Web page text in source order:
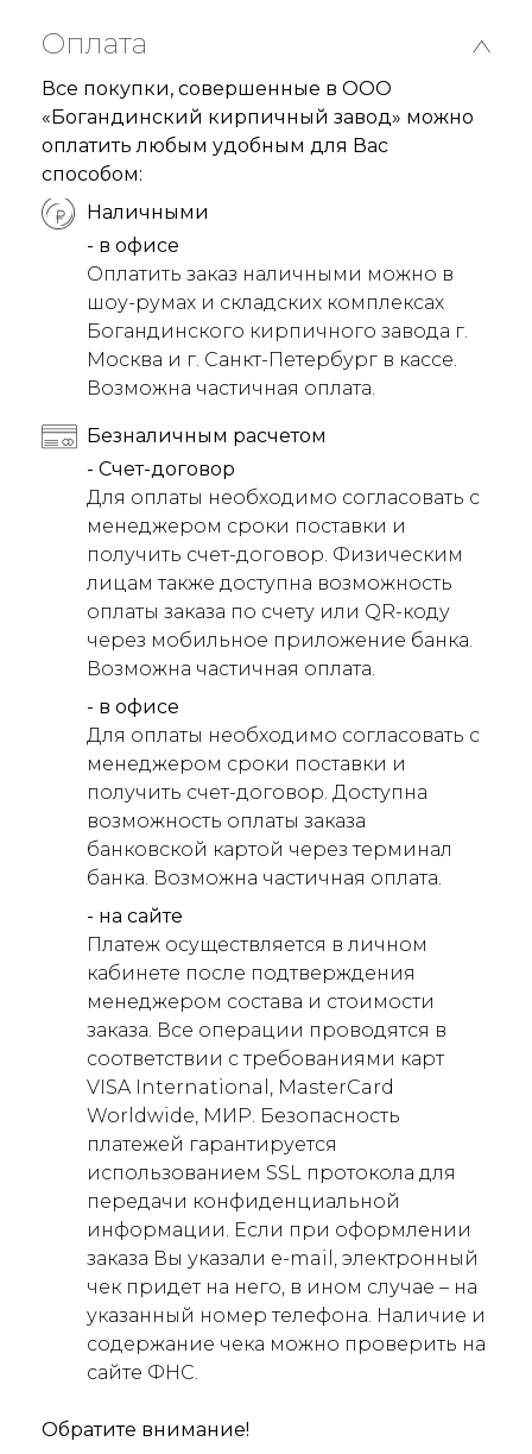
Оплата
Все покупки, совершенные в ООО
«Богандинский кирпичный завод» можно
оплатить любым удобным для Вас
способом:
Наличными
- в офисе
Оплатить заказ наличными можно в
шоу-румах и складских комплексах
Богандинского кирпичного завода г.
Москва и г. Санкт-Петербург в кассе.
Возможна частичная оплата.
Безналичным расчетом
- Счет-договор
Для оплаты необходимо согласовать с
менеджером сроки поставки и
получить счет-договор. Физическим
лицам также доступна возможность
оплаты заказа по счету или QR-коду
через мобильное приложение банка.
Возможна частичная оплата.
- в офисе
Для оплаты необходимо согласовать с
менеджером сроки поставки и
получить счет-договор. Доступна
возможность оплаты заказа
банковской картой через терминал
банка. Возможна частичная оплата.
- на сайте
Платеж осуществляется в личном
кабинете после подтверждения
менеджером состава и стоимости
заказа. Все операции проводятся в
соответствии с требованиями карт
VISA International, MasterCard
Worldwide, МИР. Безопасность
платежей гарантируется
использованием SSL протокола для
передачи конфиденциальной
информации. Если при оформлении
заказа Вы указали e-mail, электронный
чек придет на него, в ином случае – на
указанный номер телефона. Наличие и
содержание чека можно проверить на
сайте ФНС.
Обратите внимание!